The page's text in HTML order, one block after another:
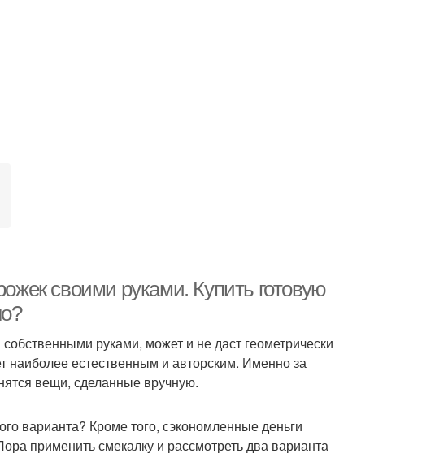
своими руками. Купить готовую
руками, может и не даст геометрически
наиболее естественным и авторским. Именно за
вещи, сделанные вручную.
варианта? Кроме того, сэкономленные деньги
применить смекалку и рассмотреть два варианта